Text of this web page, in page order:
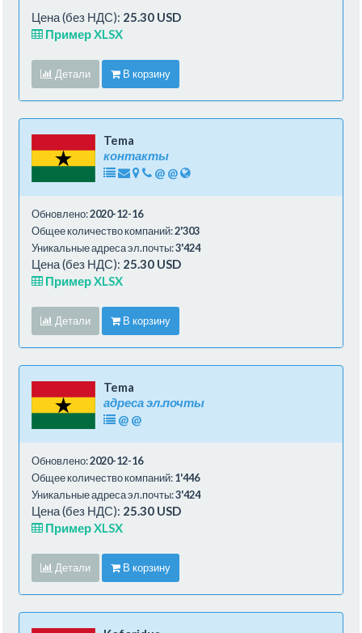
Цена (без НДС): 25.30 USD
Пример XLSX
Детали В корзину
Tema
контакты
@ @
Обновлено:2020-12-16
Общее количество компаний:2'303
Уникальные адреса эл.почты:3'424
Цена (без НДС): 25.30 USD
Пример XLSX
Детали В корзину
Tema
адреса эл.почты
@ @
Обновлено:2020-12-16
Общее количество компаний:1'446
Уникальные адреса эл.почты:3'424
Цена (без НДС): 25.30 USD
Пример XLSX
Детали В корзину